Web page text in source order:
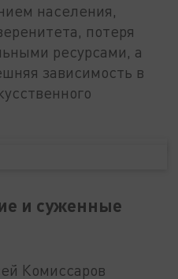
населения,
потеря
ресурсами, а
зависимость в
и суженные
Комиссаров